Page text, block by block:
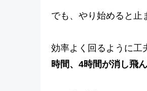
でも、やり始めると止
効率よく回るように工
時間、4時間が消し飛